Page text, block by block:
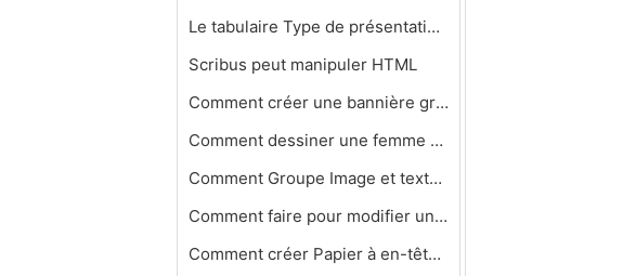
Le tabulaire Type de présentation d…
Scribus peut manipuler HTML
Comment créer une bannière graphiq…
Comment dessiner une femme dans MS P…
Comment Groupe Image et texte dans M…
Comment faire pour modifier une phot…
Comment créer Papier à en-tête su…